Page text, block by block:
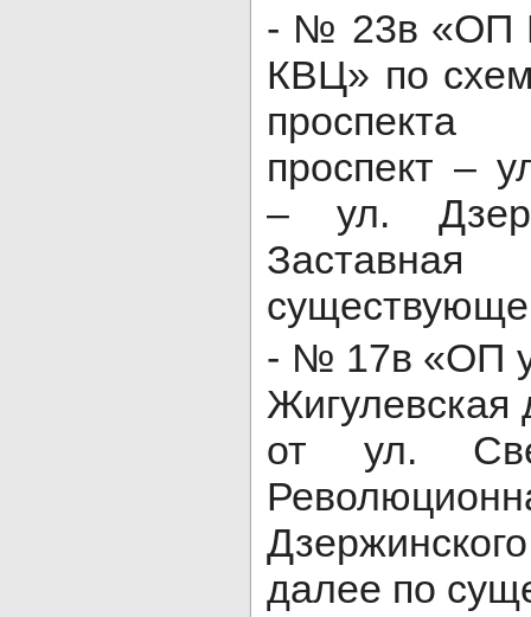
- № 23в «ОП
КВЦ» по
проспект –
– ул.
- № 17в «ОП
Жигулевская
от ул.
далее по